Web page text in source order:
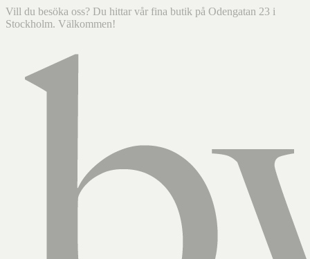
Vill du besöka oss? Du hittar vår fina butik på Odengatan 23 i
Stockholm. Välkommen!